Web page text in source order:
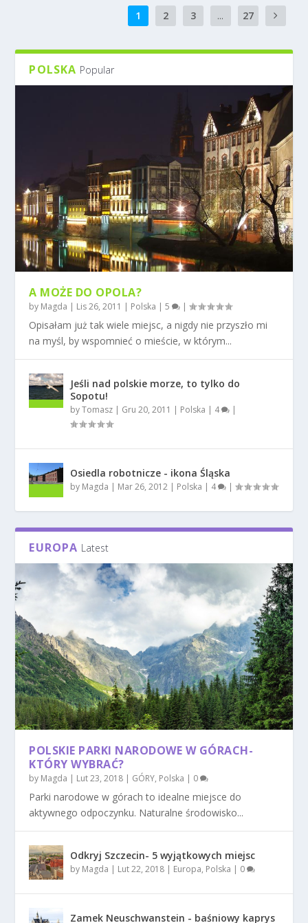
1 2 3 ... 27
POLSKA Popular
A MOŻE DO OPOLA?
by Magda Lis 26, 2011 Polska |5 |
Opisałam już tak wiele miejsc, a nigdy nie przyszło mi
na myśl, by wspomnieć o mieście, w którym...
Jeśli nad polskie morze, to tylko do
Sopotu!
byTomasz Gru 20, 2011 Polska 4
Osiedla robotnicze - ikona Śląska
by Magda Mar 26, 2012 Polska 4 |
EUROPA Latest
POLSKIE PARKI NARODOWE W GÓRACH-
KTÓRY WYBRAĆ?
by Magda | Lut 23, 2018 | GÓRY, Polska | 0
Parki narodowe w górach to idealne miejsce do
aktywnego odpoczynku. Naturalne środowisko...
Odkryj Szczecin- 5 wyjątkowych miejsc
by Magda | Lut 22, 2018 | Europa, Polska | 0
Zamek Neuschwanstein - baśniowy kaprys